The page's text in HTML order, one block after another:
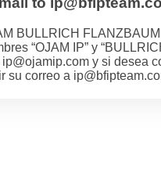
BULLRICH
“OJAM IP” y
y si desea
su correo a